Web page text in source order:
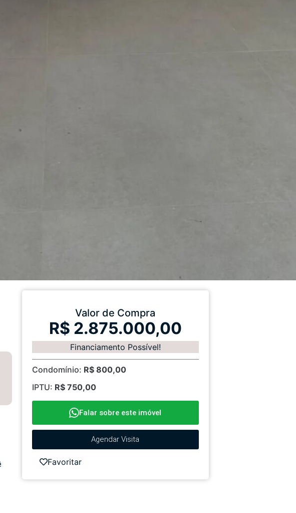
Valor de Compra
R$ 2.875.000,00
Financiamento Possível!
Condomínio: R$ 800,00
IPTU: R$ 750,00
Falar sobre este imóvel
Agendar Visita
Favoritar